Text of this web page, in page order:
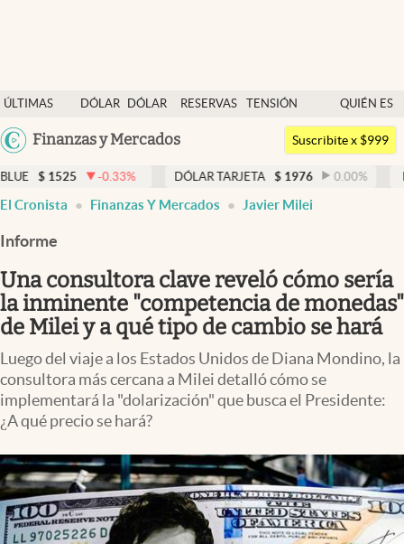
ÚLTIMAS
NOTICIAS
DÓLAR
DÓLAR
RESERVAS
TENSIÓN
GEOPOLÍTICA
QUIÉN ES
QUIÉN
Argentina
Uruguay
Finanzas y Mercados
Dólar
Members
Economía y Política
Finanzas y Mercados
Mercados Online
Negocios
Columnistas
Apertura
Infotechnology
Clima
Mundial 2026
Suscribite x $999
-0.33% DÓLAR TARJETA $ 1976 0.00% DÓLAR MEP
El Cronista Finanzas Y Mercados Javier Milei
Informe
Una consultora clave reveló cómo sería
la inminente "competencia de monedas"
de Milei y a qué tipo de cambio se hará
Luego del viaje a los Estados Unidos de Diana Mondino, la
consultora más cercana a Milei detalló cómo se
implementará la "dolarización" que busca el Presidente:
¿A qué precio se hará?